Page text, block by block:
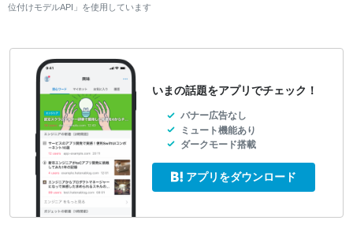
位付けモデルAPI」を使用しています
いまの話題をアプリでチェック！
バナー広告なし
ミュート機能あり
ダークモード搭載
アプリをダウンロード